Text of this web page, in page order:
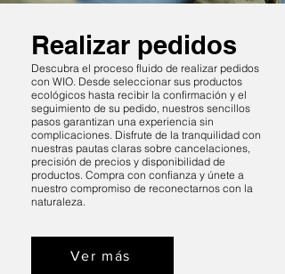
Realizar pedidos
Descubra el proceso fluido de realizar pedidos
con WIO. Desde seleccionar sus productos
ecológicos hasta recibir la confirmación y el
seguimiento de su pedido, nuestros sencillos
pasos garantizan una experiencia sin
complicaciones. Disfrute de la tranquilidad con
nuestras pautas claras sobre cancelaciones,
precisión de precios y disponibilidad de
productos. Compra con confianza y únete a
nuestro compromiso de reconectarnos con la
naturaleza.
Ver más